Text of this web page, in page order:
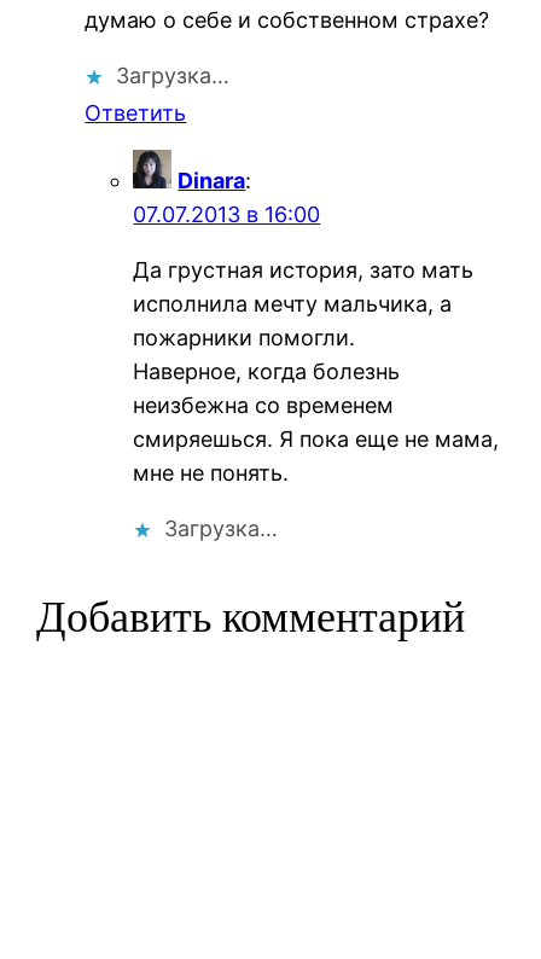
думаю о себе и собственном страхе?
Загрузка…
Ответить
Dinara:
07.07.2013 в 16:00
Да грустная история, зато мать
исполнила мечту мальчика, а
пожарники помогли.
Наверное, когда болезнь
неизбежна со временем
смиряешься. Я пока еще не мама,
мне не понять.
Загрузка…
Добавить комментарий